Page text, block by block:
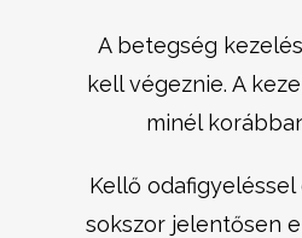
A betegség
kell végeznie. A
minél
Kellő
sokszor jelentősen